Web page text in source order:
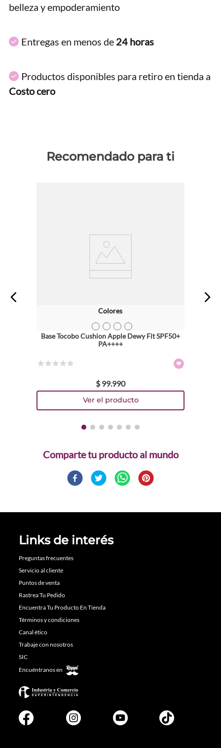
belleza y empoderamiento
Entregas en menos de 24 horas
Productos disponibles para retiro en tienda a
Costo cero
Recomendado para ti
Colores
Base Tocobo Cushion Apple Dewy Fit SPF50+
PA++++
$ 99.990
Comparte
Links de interés
Preguntas frecuentes
Servicio al cliente
Puntos de venta
Rastrea Tu Pedido
Encuentra Tu Producto En Tienda
Términos y condiciones
Canal ético
Trabaje con nosotros
SIC
Encuéntranos en